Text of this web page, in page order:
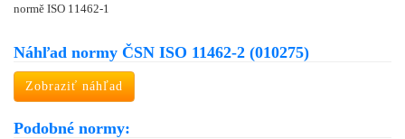
normě ISO 11462-1
Náhľad normy ČSN ISO 11462-2 (010275)
Zobraziť náhľad
Podobné normy: